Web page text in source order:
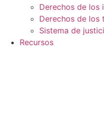
Derechos de los
Derechos de los
Sistema de
Recursos